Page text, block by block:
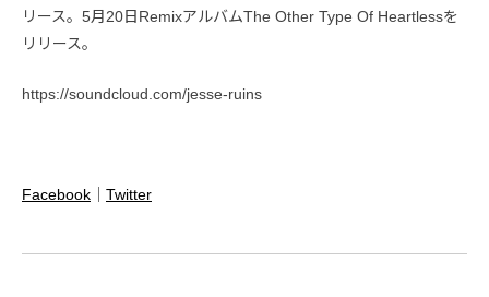
リース。5月20日RemixアルバムThe Other Type Of Heartlessを
リリース。
https://soundcloud.com/jesse-ruins
Facebook Twitter